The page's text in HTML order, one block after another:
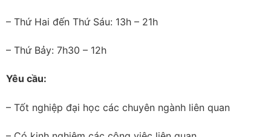
– Thứ Hai đến Thứ Sáu: 13h – 21h
– Thứ Bảy: 7h30 – 12h
Yêu cầu:
– Tốt nghiệp đại học các chuyên ngành liên quan